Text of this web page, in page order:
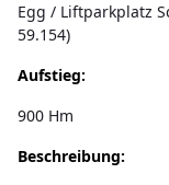
Egg / Liftparkplatz
59.154)
Aufstieg:
900 Hm
Beschreibung: